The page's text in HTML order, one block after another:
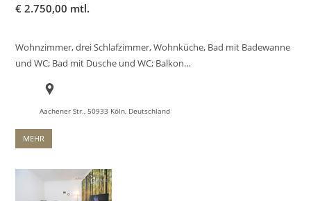
€ 2.750,00 mtl.
Wohnzimmer, drei Schlafzimmer, Wohnküche, Bad mit Badewanne
und WC; Bad mit Dusche und WC; Balkon…
Aachener Str., 50933 Köln, Deutschland
MEHR